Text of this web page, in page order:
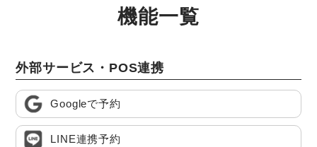
機能一覧
外部サービス・POS連携
Googleで予約
LINE連携予約